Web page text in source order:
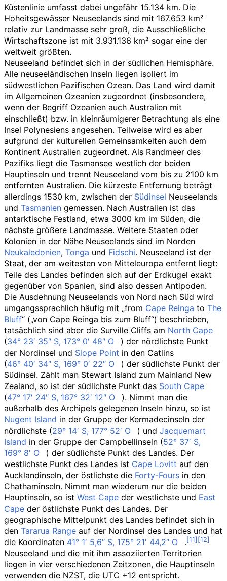
Küstenlinie umfasst dabei ungefähr 15.134 km. Die
Hoheitsgewässer Neuseelands sind mit 167.653 km²
relativ zur Landmasse sehr groß, die Ausschließliche
Wirtschaftszone ist mit 3.931.136 km² sogar eine der
weltweit größten.
Neuseeland befindet sich in der südlichen Hemisphäre.
Alle neuseeländischen Inseln liegen isoliert im
südwestlichen Pazifischen Ozean. Das Land wird damit
im Allgemeinen Ozeanien zugeordnet (insbesondere,
wenn der Begriff Ozeanien auch Australien mit
einschließt) bzw. in kleinräumigerer Betrachtung als eine
Insel Polynesiens angesehen. Teilweise wird es aber
aufgrund der kulturellen Gemeinsamkeiten auch dem
Kontinent Australien zugeordnet. Als Randmeer des
Pazifiks liegt die Tasmansee westlich der beiden
Hauptinseln und trennt Neuseeland vom bis zu 2100 km
entfernten Australien. Die kürzeste Entfernung beträgt
allerdings 1530 km, zwischen der Südinsel Neuseelands
und Tasmanien gemessen. Nach Australien ist das
antarktische Festland, etwa 3000 km im Süden, die
nächste größere Landmasse. Weitere Staaten oder
Kolonien in der Nähe Neuseelands sind im Norden
Neukaledonien, Tonga und Fidschi. Neuseeland ist der
Staat, der am weitesten von Mitteleuropa entfernt liegt:
Teile des Landes befinden sich auf der Erdkugel exakt
gegenüber von Spanien, sind also dessen Antipoden.
Die Ausdehnung Neuseelands von Nord nach Süd wird
umgangssprachlich häufig mit „from Cape Reinga to The
Bluff“ („von Cape Reinga bis zum Bluff“) beschrieben,
tatsächlich sind aber die Surville Cliffs am North Cape
(34° 23′ 35″ S, 173° 0′ 48″ O
) der nördlichste Punkt
der Nordinsel und Slope Point in den Catlins
(46° 40′ 34″ S, 169° 0′ 22″ O
) der südlichste Punkt der
Südinsel. Zählt man Stewart Island zum Mainland New
Zealand, so ist der südlichste Punkt das South Cape
(47° 17′ 24″ S, 167° 32′ 12″ O
). Nimmt man die
außerhalb des Archipels gelegenen Inseln hinzu, so ist
Nugent Island in der Gruppe der Kermadecinseln der
nördlichste (29° 14′ S, 177° 52′ O ) und Jacquemart
Island in der Gruppe der Campbellinseln (52° 37′ S,
169° 8′ O
) der südlichste Punkt des Landes. Der
westlichste Punkt des Landes ist Cape Lovitt auf den
Aucklandinseln, der östlichste die Forty-Fours in den
Chathaminseln. Nimmt man wiederum nur die beiden
Hauptinseln, so ist West Cape der westlichste und East
Cape der östlichste Punkt des Landes. Der
geographische Mittelpunkt des Landes befindet sich in
den Tararua Range auf der Nordinsel des Landes und hat
die Koordinaten 41° 1′ 5,6″ S, 175° 21′ 44,2″ O
.
Neuseeland und die mit ihm assoziierten Territorien
liegen in vier verschiedenen Zeitzonen, die Hauptinseln
verwenden die NZST, die UTC +12 entspricht.